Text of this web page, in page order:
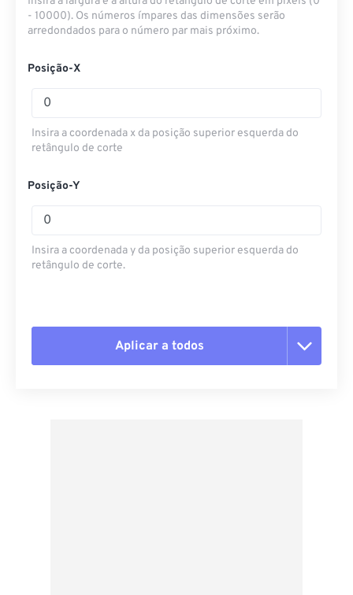
- 10000). Os números ímpares das dimensões serão
arredondados para o número par mais próximo.
Posição-X
Insira a coordenada x da posição superior esquerda do
retângulo de corte
Posição-Y
Insira a coordenada y da posição superior esquerda do
retângulo de corte.
Aplicar a todos